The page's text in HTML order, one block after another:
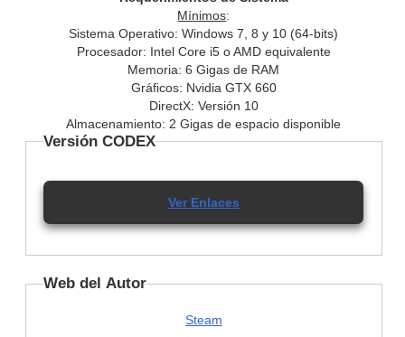
Mínimos:
Sistema Operativo: Windows 7, 8 y 10 (64-bits)
Procesador: Intel Core i5 o AMD equivalente
Memoria: 6 Gigas de RAM
Gráficos: Nvidia GTX 660
DirectX: Versión 10
Almacenamiento: 2 Gigas de espacio disponible
Versión CODEX
Ver Enlaces
Web del Autor
Steam